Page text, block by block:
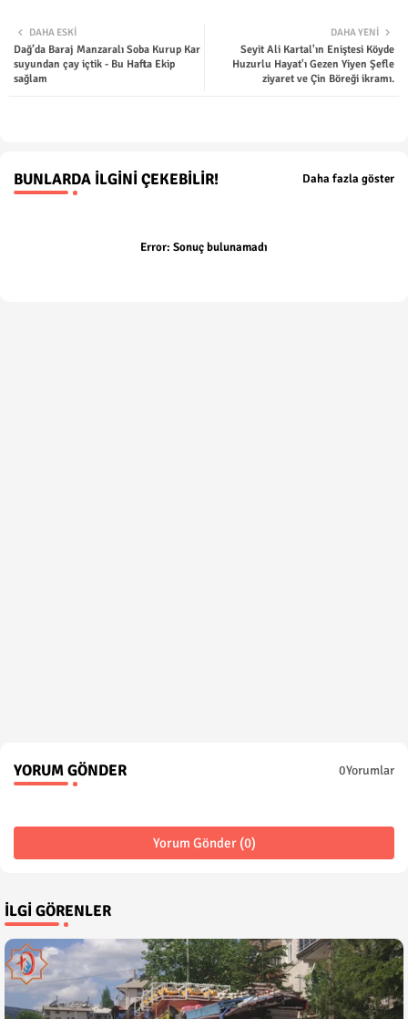
ter
DAHA YENI
Seyit Ali Kartal'ın Eniştesi Köyde
Huzurlu Hayat'ı Gezen Yiyen Şefle
ziyaret ve Çin Böreği ikramı.
DAHA ESKI
Dağ’da Baraj Manzaralı Soba Kurup Kar
suyundan çay içtik - Bu Hafta Ekip
sağlam
BUNLARDA İLGINI ÇEKEBILIR! Daha fazla göster
Error: Sonuç bulunamadı
YORUM GÖNDER 0Yorumlar
Yorum Gönder (0)
İLGI GÖRENLER